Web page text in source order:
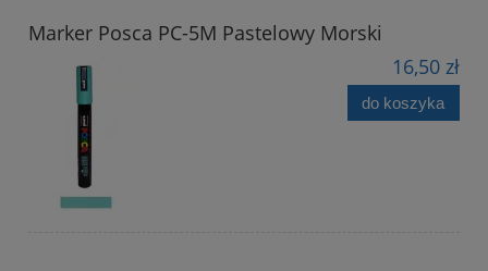
Marker Posca PC-5M Pastelowy Morski
16,50 zł
do koszyka